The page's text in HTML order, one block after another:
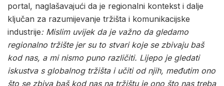
portal, naglašavajući da je regionalni kontekst i dalje
ključan za razumijevanje tržišta i komunikacijske
industrije: Mislim uvijek da je važno da gledamo
regionalno tržište jer su to stvari koje se zbivaju baš
kod nas, a mi nismo puno različiti. Lijepo je gledati
iskustva s globalnog tržišta i učiti od njih, međutim ono
što se zbiva baš kod nas na tržištu je ono što nas treba